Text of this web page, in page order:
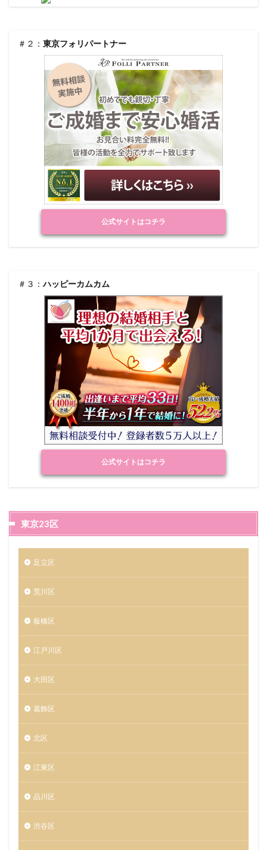
＃２： 東京フォリパートナー
公式サイトはコチラ
＃３：ハッピーカムカム
公式サイトはコチラ
東京23区
足立区
荒川区
板橋区
江戸川区
大田区
葛飾区
北区
江東区
品川区
渋谷区